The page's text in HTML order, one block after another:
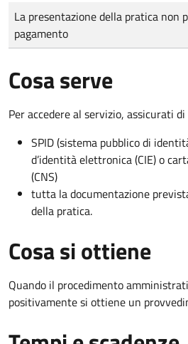
Tipo di pagamento
Importo
La presentazione della pratica non
pagamento
Cosa serve
Per accedere al servizio, assicurati
SPID (sistema pubblico di
d’identità elettronica (CIE) o
(CNS)
tutta la documentazione
della pratica.
Cosa si ottiene
Quando il procedimento
positivamente si ottiene un